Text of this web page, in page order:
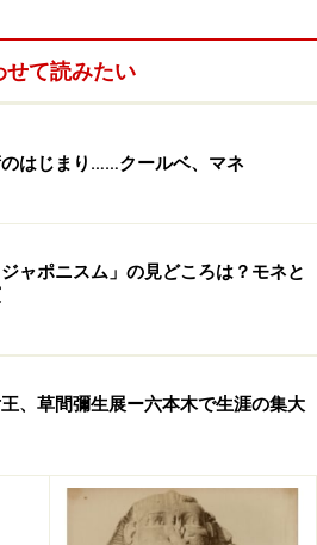
を見てみましょう。
と呼ばれていて、作家の名前、
れた年、素材(つかわれた画材)
作品の説明文が書かれていま
せて読みたい
はじまり……クールベ、マネ
ジャポニスム」の見どころは？モネと
、草間彌生展ー六本木で生涯の集大